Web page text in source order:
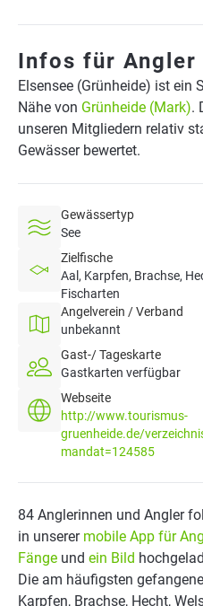
Infos für Angler
Elsensee (Grünheide) ist ein
Nähe von Grünheide (Mark).
unseren Mitgliedern relativ
Gewässer bewertet.
Gewässertyp
See
Zielfische
Aal, Karpfen, Brachse,
Fischarten
Angelverein / Verband
unbekannt
Gast-/ Tageskarte
Gastkarten verfügbar
Webseite
http://www.tourismus-
gruenheide.de/
mandat=124585
84 Anglerinnen und Angler
in unserer mobile App für
Fänge und ein Bild
Die am häufigsten
Karpfen, Brachse, Hecht,